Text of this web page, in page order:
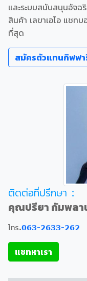
และระบบสนับสนุนอัจฉ
สินค้า เลขาเอไอ แชท
ที่สุด
สมัครตัวแทนกิฟฟา
ติดต่อที่ปรึกษา :
คุณปรียา กัมพล
โทร.063-2633-262
แชทหาเรา